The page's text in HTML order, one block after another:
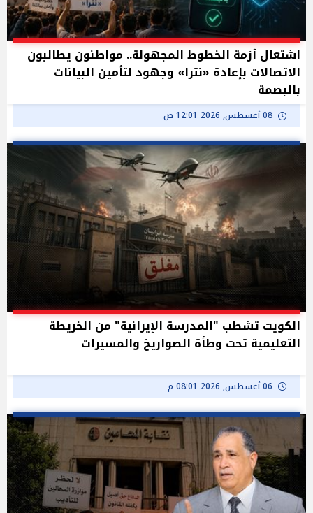
اشتعال أزمة الخطوط المجهولة.. مواطنون يطالبون
الاتصالات بإعادة «نترا» وجهود لتأمين البيانات
بالبصمة
08 أغسطس, 2026 12:01 ص
الكويت تشطب "المدرسة الإيرانية" من الخريطة
التعليمية تحت وطأة الصواريخ والمسيرات
06 أغسطس, 2026 08:01 م